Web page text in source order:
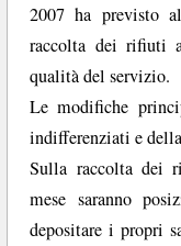
2007 ha previsto
raccolta dei rifiuti
qualità del servizio.
Le modifiche
indifferenziati e
Sulla raccolta dei
mese saranno
depositare i propri